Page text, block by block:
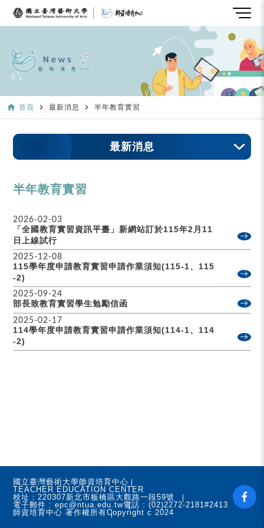
home 首頁 navigate_next 最新消息 navigate_next 半年教育實習
最新消息
半年教育實習
2026-02-03
「全國教育實習資訊平臺」新網站訂於115年2月11
日上線試行
2025-12-08
115學年度申請教育實習申請作業須知(115-1、115
-2)
2025-09-24
部長致教育實習學生勉勵信函
2025-02-17
114學年度申請教育實習申請作業須知(114-1、114
-2)
國立臺灣藝術大學師資培育中心
TEACHER EDUCATION CENTER
校址：220307新北市板橋區大觀路一段59號
電子郵件 : epc@ntua.edu.tw電話 : (02)2272-2181#2413
師資培育中心 著作權所有Copyright c 2024